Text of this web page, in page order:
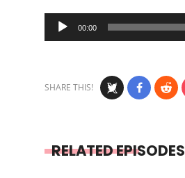
Audio
Player
00:00
SHARE THIS!
RELATED EPISODES